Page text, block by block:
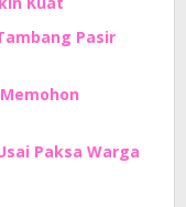
Pasir
Paksa Warga